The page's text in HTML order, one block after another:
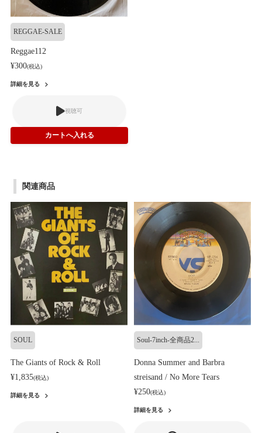
REGGAE-SALE
Reggae112
¥300(税込)
詳細を見る
視聴可
関連商品
SOUL
The Giants of Rock & Roll
¥1,835(税込)
詳細を見る
Soul-7inch-全商品2...
Donna Summer and Barbra
streisand / No More Tears
¥250(税込)
詳細を見る